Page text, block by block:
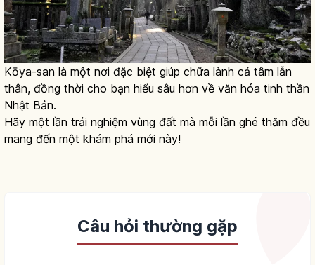
Kōya-san là một nơi đặc biệt giúp chữa lành cả tâm lẫn
thân, đồng thời cho bạn hiểu sâu hơn về văn hóa tinh thần
Nhật Bản.
Hãy một lần trải nghiệm vùng đất mà mỗi lần ghé thăm đều
mang đến một khám phá mới này!
Câu hỏi thường gặp